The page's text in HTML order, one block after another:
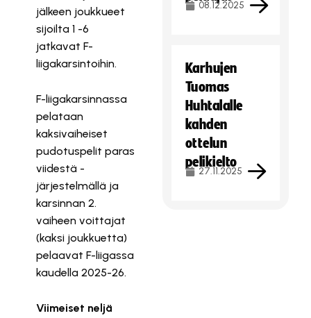
jälkeen joukkueet
sijoilta 1 -6
jatkavat F-
liigakarsintoihin.
F-liigakarsinnassa
pelataan
kaksivaiheiset
pudotuspelit paras
viidestä -
järjestelmällä ja
karsinnan 2.
vaiheen voittajat
(kaksi joukkuetta)
pelaavat F-liigassa
kaudella 2025-26.
Viimeiset neljä
08.12.2025
Karhujen
Tuomas
Huhtalalle
kahden
ottelun
pelikielto
27.11.2025